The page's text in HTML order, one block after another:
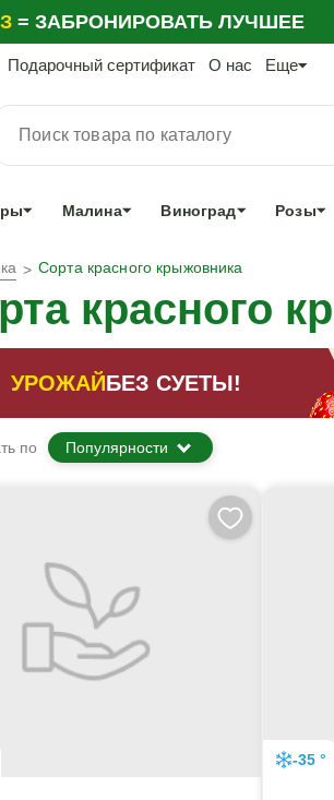
= ЗАБРОНИРОВАТЬ ЛУЧШЕЕ
Подарочный сертификат О нас Еще
Малина Виноград Розы
Сорта красного крыжовника
красного
УРОЖАЙБЕЗ СУЕТЫ!
по Популярности
-35 °